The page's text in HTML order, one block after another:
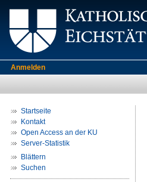
Anmelden
Startseite
Kontakt
Open Access an der KU
Server-Statistik
Blättern
Suchen